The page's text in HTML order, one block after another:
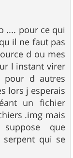
.... pour ce qui
il ne faut pas
d ou mes
l instant virer
pour d autres
lors j esperais
un fichier
.img mais
que
serpent qui se